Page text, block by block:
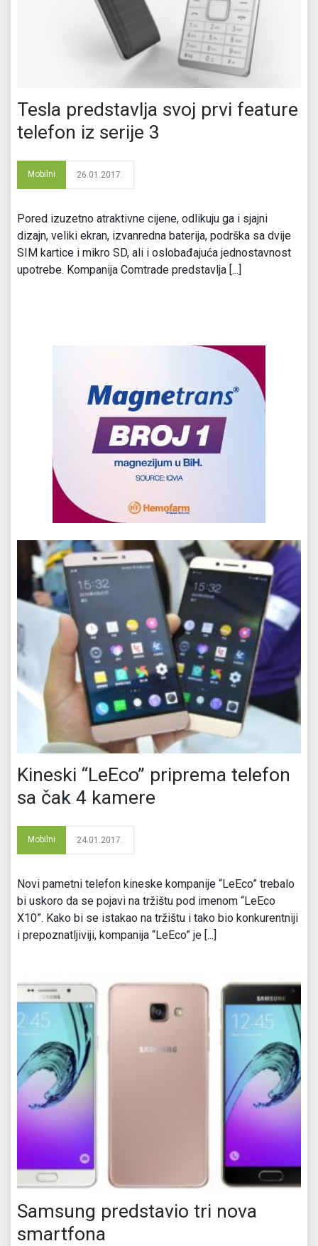
Tesla predstavlja svoj prvi feature
telefon iz serije 3
Mobilni 26.01.2017.
Pored izuzetno atraktivne cijene, odlikuju ga i sjajni
dizajn, veliki ekran, izvanredna baterija, podrška sa dvije
SIM kartice i mikro SD, ali i oslobađajuća jednostavnost
upotrebe. Kompanija Comtrade predstavlja [...]
Kineski “LeEco” priprema telefon
sa čak 4 kamere
Mobilni 24.01.2017.
Novi pametni telefon kineske kompanije “LeEco” trebalo
bi uskoro da se pojavi na tržištu pod imenom “LeEco
X10”. Kako bi se istakao na tržištu i tako bio konkurentniji
i prepoznatljiviji, kompanija “LeEco” je [...]
Samsung predstavio tri nova
smartfona